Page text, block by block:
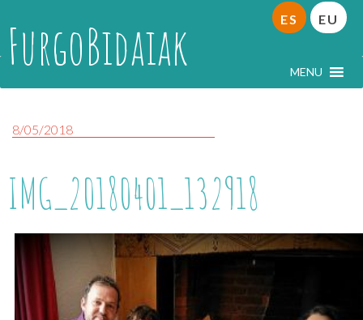
FurgoBidaiak MENU
ES EU
8/05/2018
IMG_20180401_132918